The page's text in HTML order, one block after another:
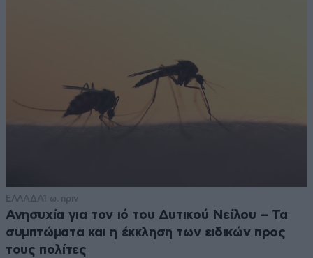
ΕΛΛΑΔΑ1 ω. πριν
Ανησυχία για τον ιό του Δυτικού Νείλου – Τα
συμπτώματα και η έκκληση των ειδικών προς
τους πολίτες